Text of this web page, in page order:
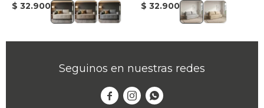
CARB | Cama 1.90x1.40m -
$ 32.900 $ 32.900
Seguinos en nuestras redes
  